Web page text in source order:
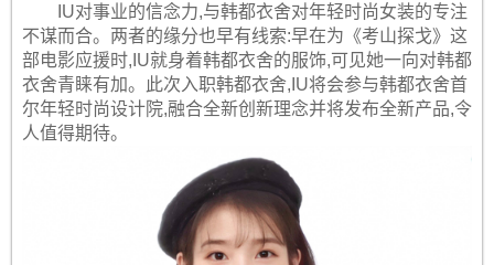
IU对事业的信念力,与韩都衣舍对年轻时尚女装的专注
不谋而合。两者的缘分也早有线索:早在为《考山探戈》这
部电影应援时,IU就身着韩都衣舍的服饰,可见她一向对韩都
衣舍青睐有加。此次入职韩都衣舍,IU将会参与韩都衣舍首
尔年轻时尚设计院,融合全新创新理念并将发布全新产品,令
人值得期待。